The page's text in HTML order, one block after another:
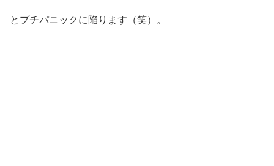
とプチパニックに陥ります（笑）。